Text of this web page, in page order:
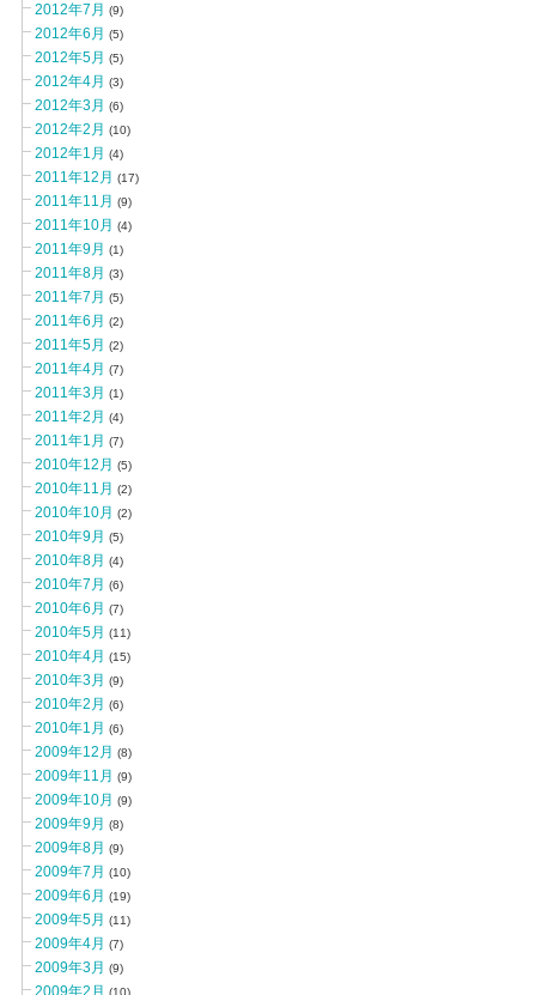
2012年7月 (9)
2012年6月 (5)
2012年5月 (5)
2012年4月 (3)
2012年3月 (6)
2012年2月 (10)
2012年1月 (4)
2011年12月 (17)
2011年11月 (9)
2011年10月 (4)
2011年9月 (1)
2011年8月 (3)
2011年7月 (5)
2011年6月 (2)
2011年5月 (2)
2011年4月 (7)
2011年3月 (1)
2011年2月 (4)
2011年1月 (7)
2010年12月 (5)
2010年11月 (2)
2010年10月 (2)
2010年9月 (5)
2010年8月 (4)
2010年7月 (6)
2010年6月 (7)
2010年5月 (11)
2010年4月 (15)
2010年3月 (9)
2010年2月 (6)
2010年1月 (6)
2009年12月 (8)
2009年11月 (9)
2009年10月 (9)
2009年9月 (8)
2009年8月 (9)
2009年7月 (10)
2009年6月 (19)
2009年5月 (11)
2009年4月 (7)
2009年3月 (9)
2009年2月 (10)